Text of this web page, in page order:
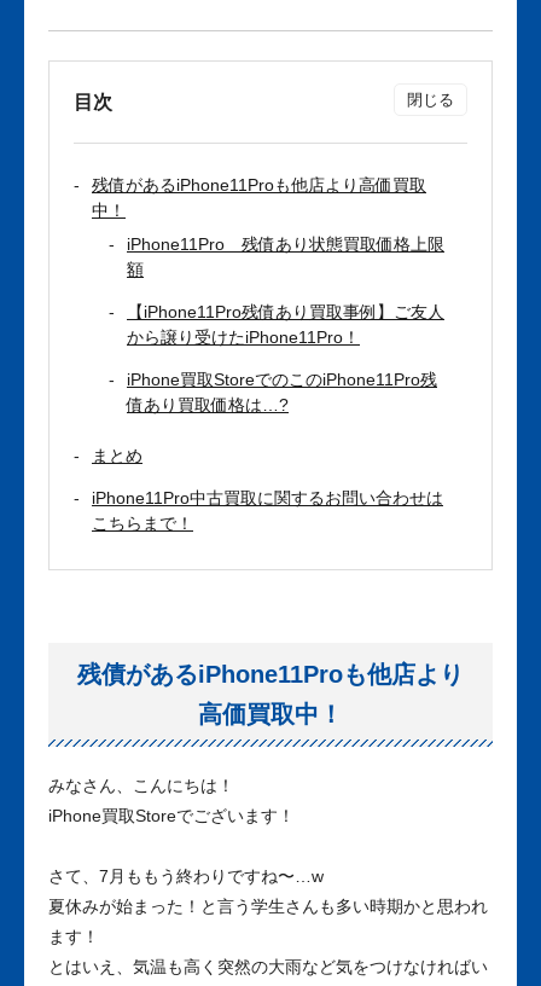
目次
残債があるiPhone11Proも他店より高価買取
中！
iPhone11Pro 残債あり状態買取価格上限
額
【iPhone11Pro残債あり買取事例】ご友人
から譲り受けたiPhone11Pro！
iPhone買取StoreでのこのiPhone11Pro残
債あり買取価格は…?
まとめ
iPhone11Pro中古買取に関するお問い合わせは
こちらまで！
残債があるiPhone11Proも他店より
高価買取中！
みなさん、こんにちは！
iPhone買取Storeでございます！
さて、7月ももう終わりですね〜…w
夏休みが始まった！と言う学生さんも多い時期かと思われ
ます！
とはいえ、気温も高く突然の大雨など気をつけなければい